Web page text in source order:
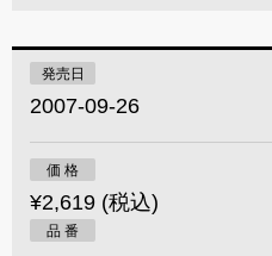
発売日
2007-09-26
価 格
¥2,619 (税込)
品 番